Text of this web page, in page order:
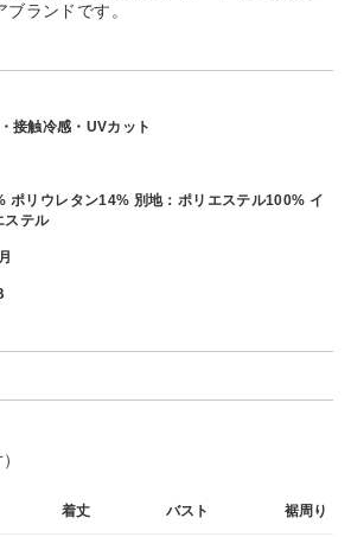
ランドです。
接触冷感・UVカット
ポリウレタン14% 別地：ポリエステル100% イ
ステル
着丈 バスト 裾周り